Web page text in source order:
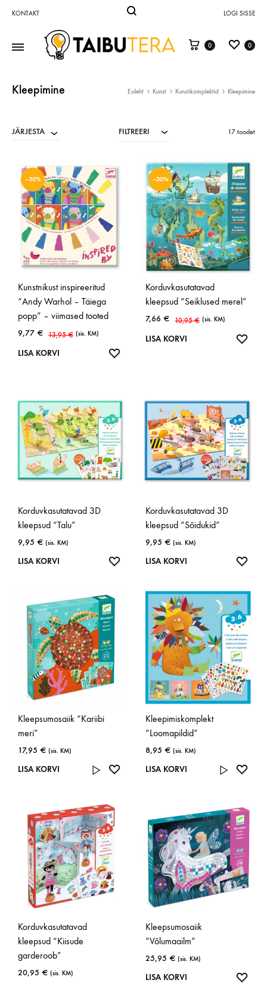
KONTAKT LOGI SISSE
ja
Taibutera
0 0
Kleepimine Esileht Kunst Kunstikomplektid Kleepimine
JÄRJESTA FILTREERI 17 toodet
–30%
Kunstnikust inspireeritud
“Andy Warhol – Täiega
popp” – viimased tooted
9,77 € 13,95€ (sis. KM)
LISA KORVI
–30%
Korduvkasutatavad
kleepsud “Seiklused merel”
7,66 € 10,95€ (sis. KM)
LISA KORVI
Korduvkasutatavad 3D
kleepsud “Talu”
9,95 € (sis. KM)
LISA KORVI
Korduvkasutatavad 3D
kleepsud “Sõidukid”
9,95 € (sis. KM)
LISA KORVI
Kleepsumosaiik “Kariibi
meri”
17,95 € (sis. KM)
LISA KORVI
Kleepimiskomplekt
“Loomapildid”
8,95 € (sis. KM)
LISA KORVI
Korduvkasutatavad
kleepsud “Kiisude
garderoob”
20,95 € (sis. KM)
Kleepsumosaiik
“Võlumaailm”
25,95 € (sis. KM)
LISA KORVI